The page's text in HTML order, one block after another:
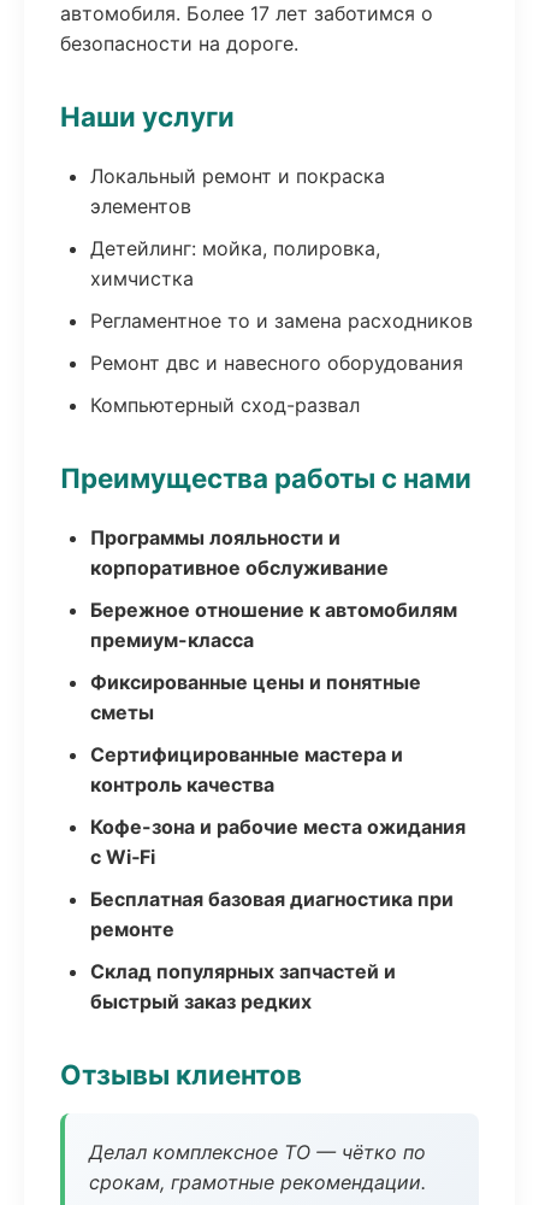
автомобиля. Более 17 лет заботимся о
безопасности на дороге.
Наши услуги
Локальный ремонт и покраска
элементов
Детейлинг: мойка, полировка,
химчистка
Регламентное то и замена расходников
Ремонт двс и навесного оборудования
Компьютерный сход-развал
Преимущества работы с нами
Программы лояльности и
корпоративное обслуживание
Бережное отношение к автомобилям
премиум-класса
Фиксированные цены и понятные
сметы
Сертифицированные мастера и
контроль качества
Кофе-зона и рабочие места ожидания
с Wi‑Fi
Бесплатная базовая диагностика при
ремонте
Склад популярных запчастей и
быстрый заказ редких
Отзывы клиентов
Делал комплексное ТО — чётко по
срокам, грамотные рекомендации.